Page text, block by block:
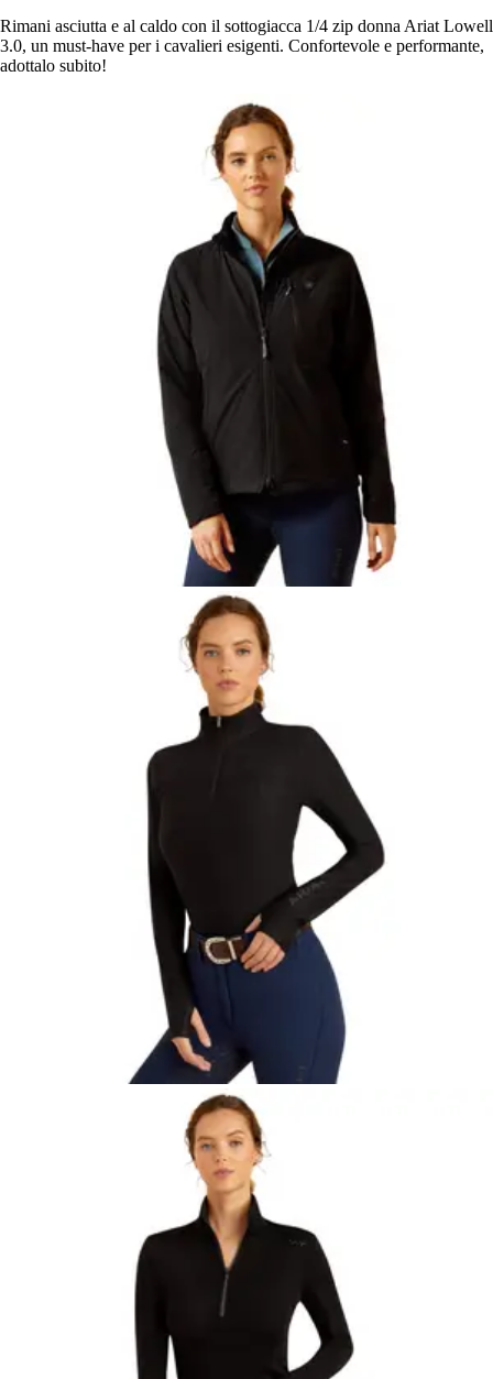
Rimani asciutta e al caldo con il sottogiacca 1/4 zip donna Ariat Lowell
3.0, un must-have per i cavalieri esigenti. Confortevole e performante,
adottalo subito!